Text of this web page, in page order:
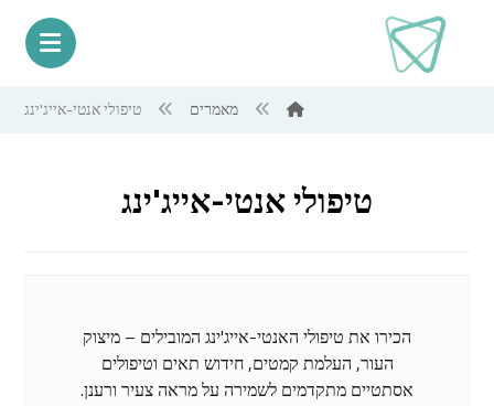
מאמרים טיפולי אנטי-אייג'ינג
טיפולי אנטי-אייג'ינג
הכירו את טיפולי האנטי-אייג'ינג המובילים – מיצוק
העור, העלמת קמטים, חידוש תאים וטיפולים
אסתטיים מתקדמים לשמירה על מראה צעיר ורענן.